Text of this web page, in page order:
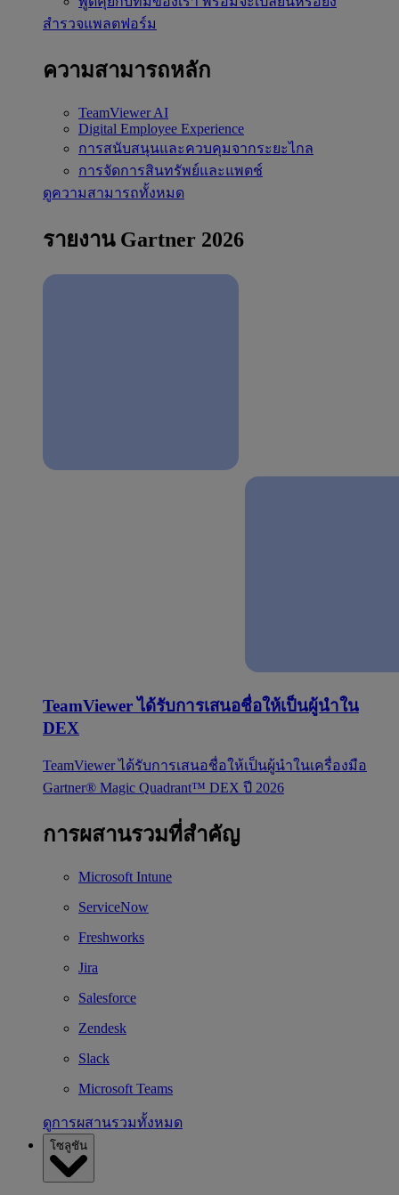
สำรวจแพลตฟอร์ม
ความสามารถหลัก
TeamViewer AI
Digital Employee Experience
การสนับสนุนและควบคุมจากระยะไกล
การจัดการสินทรัพย์และแพตช์
ดูความสามารถทั้งหมด
รายงาน Gartner 2026
TeamViewer ได้รับการเสนอชื่อให้เป็นผู้นำใน
DEX
TeamViewer ได้รับการเสนอชื่อให้เป็นผู้นำในเครื่องมือ
Gartner® Magic Quadrant™ DEX ปี 2026
การผสานรวมที่สำคัญ
Microsoft Intune
ServiceNow
Freshworks
Jira
Salesforce
Zendesk
Slack
Microsoft Teams
ดูการผสานรวมทั้งหมด
โซลูชัน